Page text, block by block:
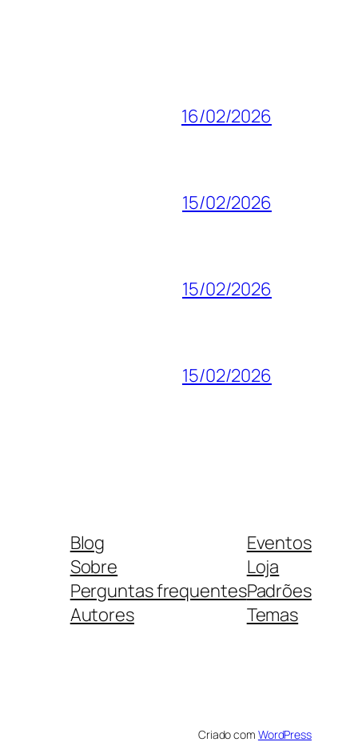
16/02/2026
15/02/2026
15/02/2026
15/02/2026
Blog
Sobre
Perguntas frequentes
Autores
Eventos
Loja
Padrões
Temas
Criado com WordPress